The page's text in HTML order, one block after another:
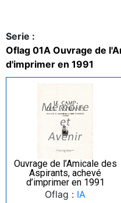
Serie :
Oflag 01A Ouvrage de
d'imprimer en 1991
Ouvrage de l’Amicale des
Aspirants, achevé
d’imprimer en 1991
Oflag : IA